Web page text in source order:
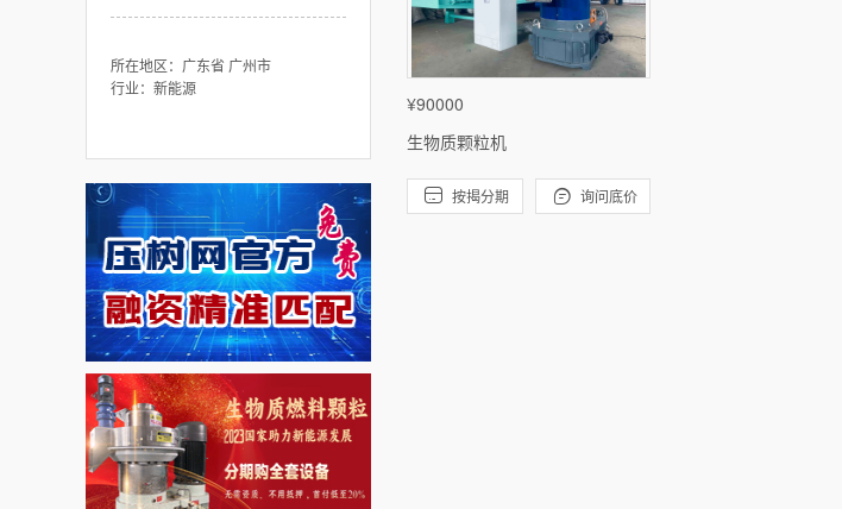
所在地区：广东省 广州市
行业：新能源
¥90000
生物质颗粒机
 按揭分期  询问底价